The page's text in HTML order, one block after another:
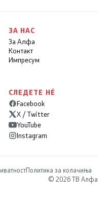
ЗА НАС
За Алфа
Контакт
Импресум
СЛЕДЕТЕ НÉ
Facebook
X / Twitter
YouTube
Instagram
Политика за колачиња
© 2026 ТВ Алфа